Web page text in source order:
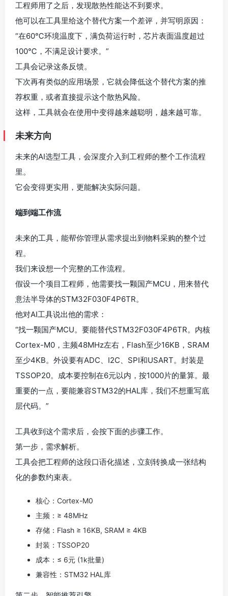
工程师用了之后，发现散热性能达不到要求。
他可以在工具里给这个替代方案一个差评，并写明原因：
“在60℃环境温度下，满负荷运行时，芯片表面温度超过
100℃，不满足设计要求。”
工具会记录这条反馈。
下次再有类似的应用场景，它就会降低这个替代方案的推
荐权重，或者直接提示这个散热风险。
这样，工具就会在使用中变得越来越聪明，越来越可靠。
未来方向
未来的AI选型工具，会深度介入到工程师的整个工作流程
里。
它会变得更实用，更能解决实际问题。
端到端工作流
未来的工具，能帮你管理从需求提出到物料采购的整个过
程。
我们来设想一个完整的工作流程。
假设一个项目工程师，他需要找一颗国产MCU，用来替代
意法半导体的STM32F030F4P6TR。
他对AI工具说出他的需求：
“找一颗国产MCU。要能替代STM32F030F4P6TR。内核
Cortex-M0，主频48MHz左右，Flash至少16KB，SRAM
至少4KB。外设要有ADC、I2C、SPI和USART。封装是
TSSOP20。成本要控制在6元以内，按1000片的量算。最
重要的一点，要能兼容STM32的HAL库，我们不想重写底
层代码。”
工具收到这个需求后，会按下面的步骤工作。
第一步，需求解析。
工具会把工程师的这段口语化描述，立刻转换成一张结构
化的参数约束表。
核心：Cortex-M0
主频：≥ 48MHz
存储：Flash ≥ 16KB, SRAM ≥ 4KB
封装：TSSOP20
成本：≤ 6元 (1k批量)
兼容性：STM32 HAL库